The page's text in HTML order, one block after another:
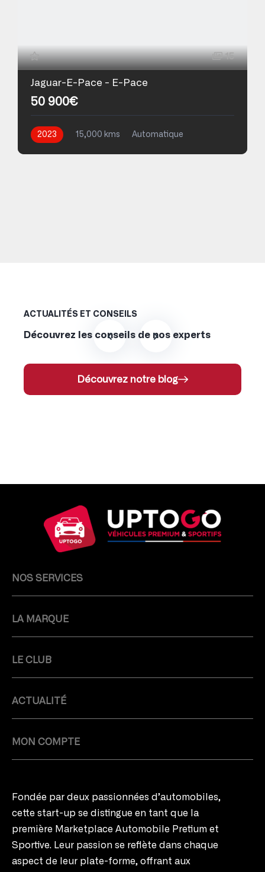
15
Jaguar-E-Pace - E-Pace
50 900€
2023 15,000 kms
Automatique
ACTUALITÉS ET CONSEILS
Découvrez les conseils de nos experts
Découvrez notre blog
NOS SERVICES
LA MARQUE
LE CLUB
ACTUALITÉ
MON COMPTE
Fondée par deux passionnées d’automobiles,
cette start-up se distingue en tant que la
première Marketplace Automobile Pretium et
Sportive. Leur passion se reflète dans chaque
aspect de leur plate-forme, offrant aux